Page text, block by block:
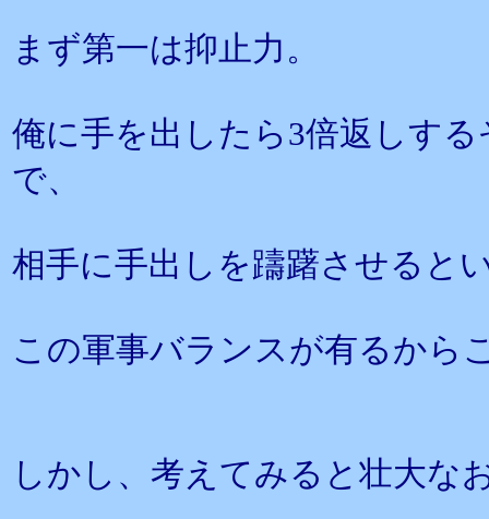
まず第一は抑止力。
俺に手を出したら3倍返しす
で、
相手に手出しを躊躇させると
この軍事バランスが有るから
しかし、考えてみると壮大な